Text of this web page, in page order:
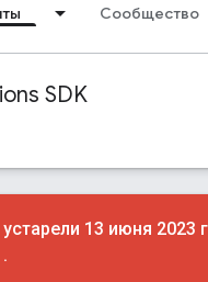
Сообщество
SDK
13 июня
.